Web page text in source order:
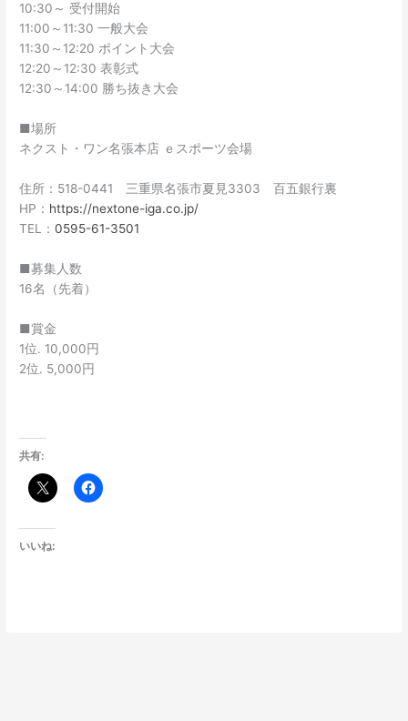
10:30～ 受付開始
11:00～11:30 一般大会
11:30～12:20 ポイント大会
12:20～12:30 表彰式
12:30～14:00 勝ち抜き大会
■場所
ネクスト・ワン名張本店 ｅスポーツ会場
住所：518-0441 三重県名張市夏見3303 百五銀行裏
HP： https://nextone-iga.co.jp/
TEL：0595-61-3501
■募集人数
16名（先着）
■賞金
1位. 10,000円
2位. 5,000円
共有:
いいね: